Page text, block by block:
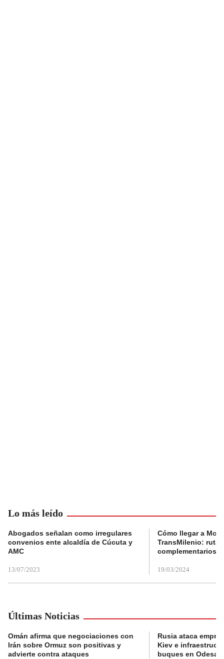
Lo más leído
Abogados señalan como irregulares
convenios ente alcaldía de Cúcuta y
AMC
13/07/2023
Cómo llegar a
TransMilenio:
complementarios
19/03/2024
Últimas Noticias
Omán afirma que negociaciones con
Irán sobre Ormuz son positivas y
advierte contra ataques
Rusia ataca
Kiev e
buques en Odesa